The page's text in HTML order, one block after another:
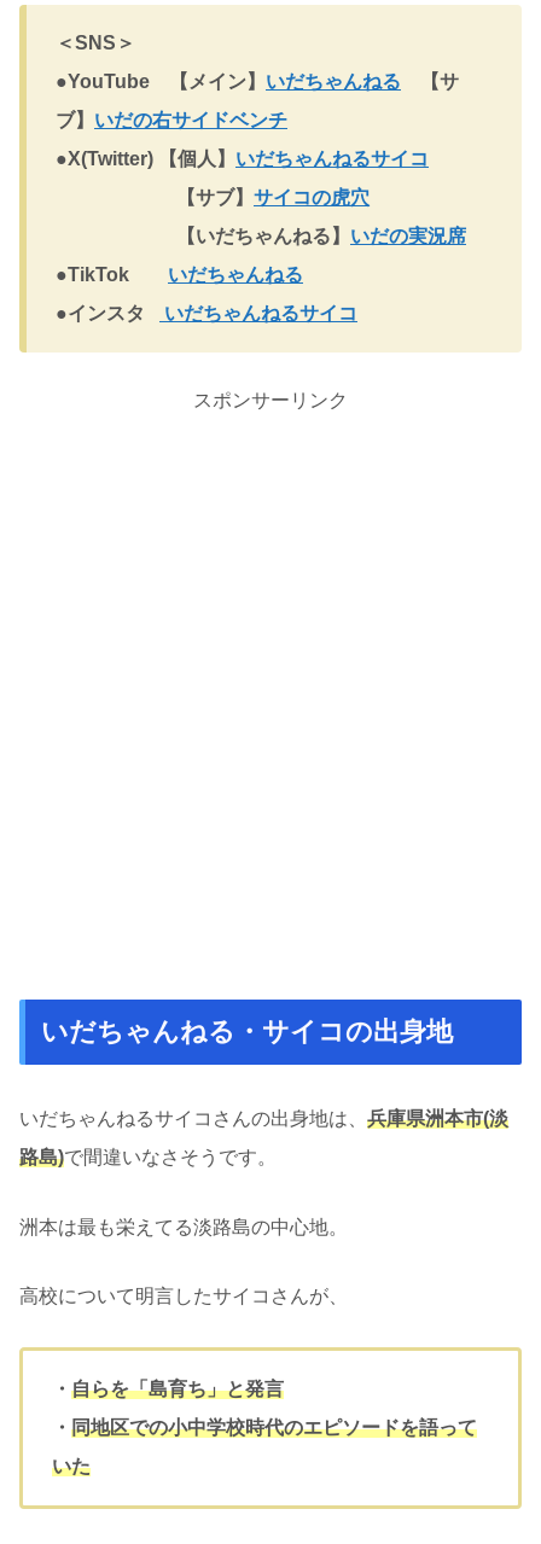
＜SNS＞
●YouTube 【メイン】 いだちゃんねる 【サ
ブ】 いだの右サイドベンチ
●X(Twitter) 【個人】 いだちゃんねるサイコ
【サブ】 サイコの虎穴
【いだちゃんねる】 いだの実況席
●TikTok いだちゃんねる
●インスタ
いだちゃんねるサイコ
スポンサーリンク
いだちゃんねる・サイコの出身地
いだちゃんねるサイコさんの出身地は、 兵庫県洲本市(淡
路島)で間違いなさそうです。
洲本は最も栄えてる淡路島の中心地。
高校について明言したサイコさんが、
・ 自らを「島育ち」と発言
・ 同地区での小中学校時代のエピソードを語って
いた